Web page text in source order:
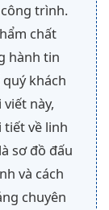
trình.
chất
hành tin
khách
này,
tiết về linh
sơ đồ đấu
và cách
chuyên